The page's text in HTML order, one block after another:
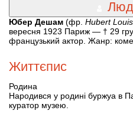
Юбер Дешам (фр. Hubert
вересня 1923 Париж — † 29
французький актор. Жанр:
Життєпис
Родина
Народився у родині буржуа в
куратор музею.